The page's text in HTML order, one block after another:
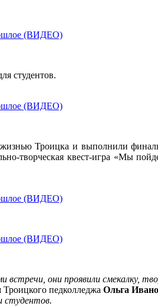
студентов.
Троицка и выполнили
творческая квест-игра «Мы
встречи, они проявили смекалку,
педколледжа Ольга
студентов.